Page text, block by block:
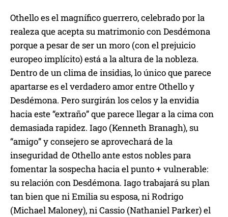
Othello es el magnífico guerrero, celebrado por la
realeza que acepta su matrimonio con Desdémona
porque a pesar de ser un moro (con el prejuicio
europeo implícito) está a la altura de la nobleza.
Dentro de un clima de insidias, lo único que parece
apartarse es el verdadero amor entre Othello y
Desdémona. Pero surgirán los celos y la envidia
hacia este “extraño” que parece llegar a la cima con
demasiada rapidez. Iago (Kenneth Branagh), su
“amigo” y consejero se aprovechará de la
inseguridad de Othello ante estos nobles para
fomentar la sospecha hacia el punto + vulnerable:
su relación con Desdémona. Iago trabajará su plan
tan bien que ni Emilia su esposa, ni Rodrigo
(Michael Maloney), ni Cassio (Nathaniel Parker) el